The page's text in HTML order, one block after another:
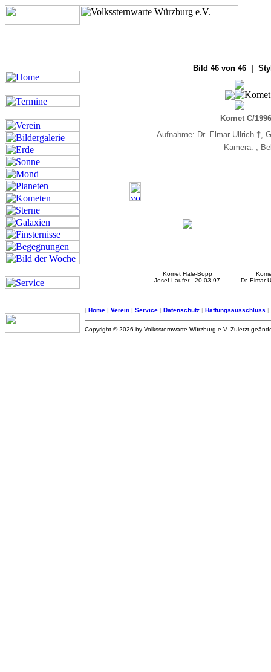
Bild 46 von 46 |
Komet C/
Aufnahme: Dr. Elmar Ullrich †,
Kamera: ,
Komet Hale-Bopp
Josef Laufer - 20.03.97
Dr. Elmar
| Home | Verein | Service | Datenschutz | Haftungsausschluss |
Copyright © 2026 by Volkssternwarte Würzburg e.V. Zuletzt